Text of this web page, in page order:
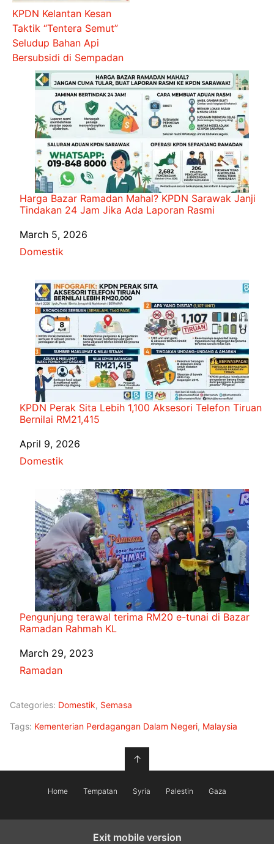
KPDN Kelantan Kesan
Taktik “Tentera Semut”
Seludup Bahan Api
Bersubsidi di Sempadan
Harga Bazar Ramadan Mahal? KPDN Sarawak Janji
Tindakan 24 Jam Jika Ada Laporan Rasmi
Date
March 5, 2026
In relation to
Domestik
KPDN Perak Sita Lebih 1,100 Aksesori Telefon Tiruan
Bernilai RM21,415
Date
April 9, 2026
In relation to
Domestik
Pengunjung terawal terima RM20 e-tunai di Bazar
Ramadan Rahmah KL
Date
March 29, 2023
In relation to
Ramadan
Categories: Domestik, Semasa
Tags: Kementerian Perdagangan Dalam Negeri, Malaysia
↑
Home Tempatan Syria Palestin Gaza
Exit mobile version